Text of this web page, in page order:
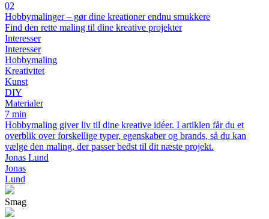
02
Hobbymalinger – gør dine kreationer endnu smukkere
Find den rette maling til dine kreative projekter
Interesser
Interesser
Hobbymaling
Kreativitet
Kunst
DIY
Materialer
7 min
Hobbymaling giver liv til dine kreative idéer. I artiklen får du et
overblik over forskellige typer, egenskaber og brands, så du kan
vælge den maling, der passer bedst til dit næste projekt.
Jonas Lund
Jonas
Lund
Smag